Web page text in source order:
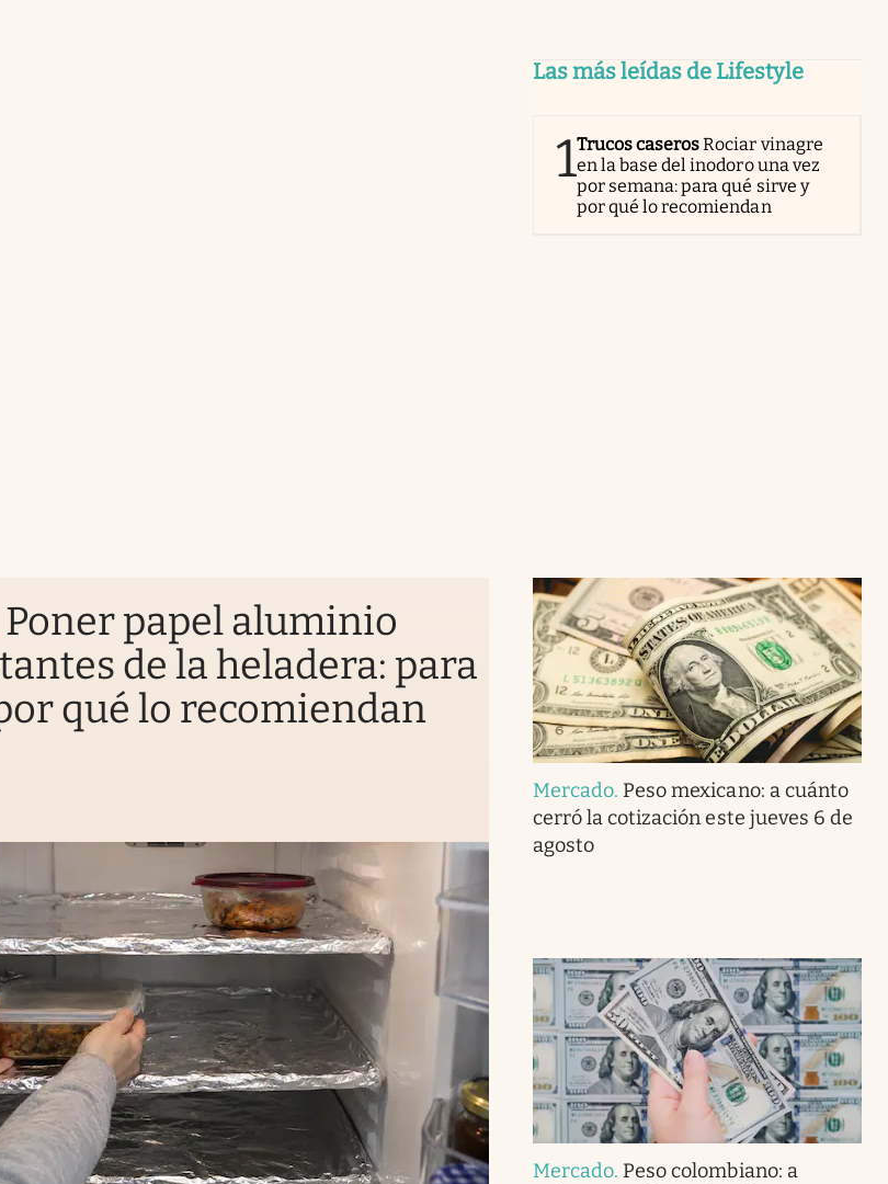
Las más leídas de Lifestyle
1Trucos caserosRociar vinagre
en la base del inodoro una vez
por semana: para qué sirve y
por qué lo recomiendan
Poner papel aluminio
de la heladera: para
qué lo recomiendan
Mercado. Peso mexicano: a cuánto
cerró la cotización este jueves 6 de
agosto
Mercado. Peso colombiano: a